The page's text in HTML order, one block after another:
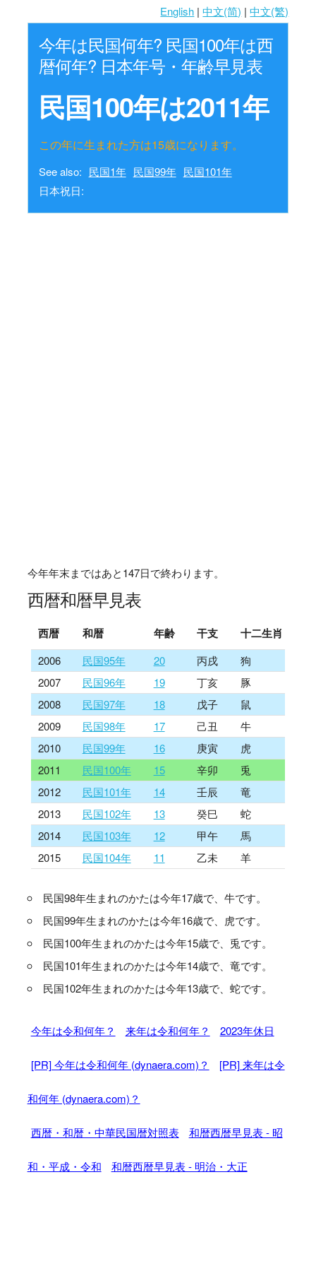
English |中文(简) |中文(繁)
今年は民国何年? 民国100年は西
暦何年? 日本年号・年齢早見表
民国100年は2011年
この年に生まれた方は15歳になります。
See also: 民国1年 民国99年 民国101年
日本祝日:
今年年末まではあと147日で終わります。
西暦和暦早見表
西暦 和暦 年齢 干支 十二生肖
2006 民国95年 20 丙戌
狗
2007
民国96年 19 丁亥
豚
2008
民国97年 18 戊子
鼠
2009
民国98年 17 己丑
牛
2010
民国99年 16 庚寅
虎
2011
民国100年 15 辛卯
兎
2012
民国101年 14 壬辰
竜
2013
民国102年 13 癸巳
蛇
2014
民国103年 12 甲午
馬
2015
民国104年 11 乙未 羊
民国98年生まれのかたは今年17歳で、牛です。
民国99年生まれのかたは今年16歳で、虎です。
民国100年生まれのかたは今年15歳で、兎です。
民国101年生まれのかたは今年14歳で、竜です。
民国102年生まれのかたは今年13歳で、蛇です。
今年は令和何年？ 来年は令和何年？ 2023年休日
[PR] 今年は令和何年 (dynaera.com)？ [PR] 来年は令
和何年 (dynaera.com)？
西暦・和暦・中華民国暦対照表 和暦西暦早見表 - 昭
和・平成・令和 和暦西暦早見表 - 明治・大正